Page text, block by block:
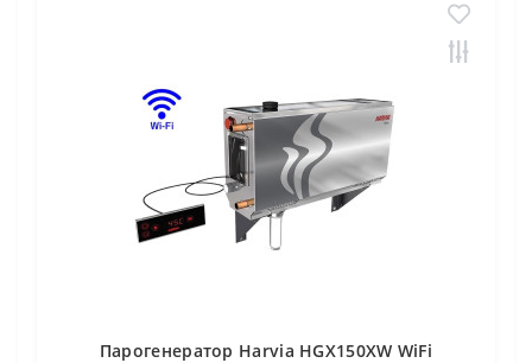
Парогенератор Harvia HGX150XW WiFi